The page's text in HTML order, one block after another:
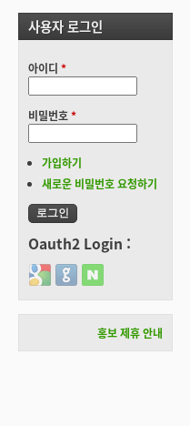
사용자 로그인
아이디 *
비밀번호*
가입하기
새로운 비밀번호 요청하기
Oauth2 Login :
Login with Google
Login with GitHub
Login with Naver
홍보 제휴 안내